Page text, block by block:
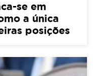
se em
a única
posições